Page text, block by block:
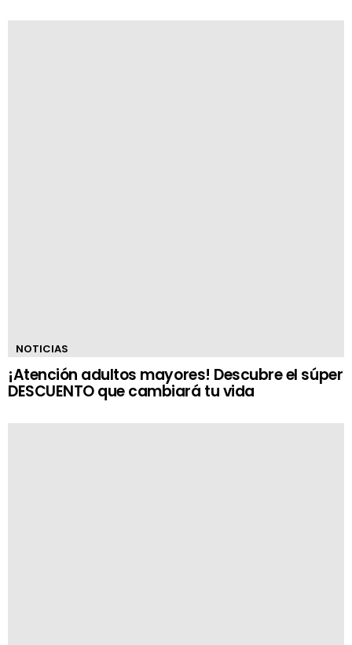
NOTICIAS
¡Atención adultos mayores! Descubre el súper
DESCUENTO que cambiará tu vida